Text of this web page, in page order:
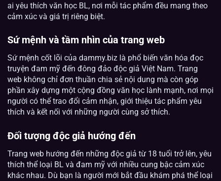
ai yêu thích văn học BL, nơi mỗi tác phẩm đều mang theo
cảm xúc và giá trị riêng biệt.
Sứ mệnh và tầm nhìn của trang web
Sứ mệnh cốt lõi của dammy.biz là phổ biến văn hóa đọc
truyện đam mỹ đến đông đảo độc giả Việt Nam. Trang
web không chỉ đơn thuần chia sẻ nội dung mà còn góp
phần xây dựng một cộng đồng văn học lành mạnh, nơi mọi
người có thể trao đổi cảm nhận, giới thiệu tác phẩm yêu
thích và kết nối với những người cùng sở thích.
Đối tượng độc giả hướng đến
Trang web hướng đến những độc giả từ 18 tuổi trở lên, yêu
thích thể loại BL và đam mỹ với nhiều cung bậc cảm xúc
khác nhau. Dù bạn là người mới bắt đầu khám phá thể loại